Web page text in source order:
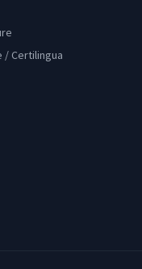
/ Certilingua